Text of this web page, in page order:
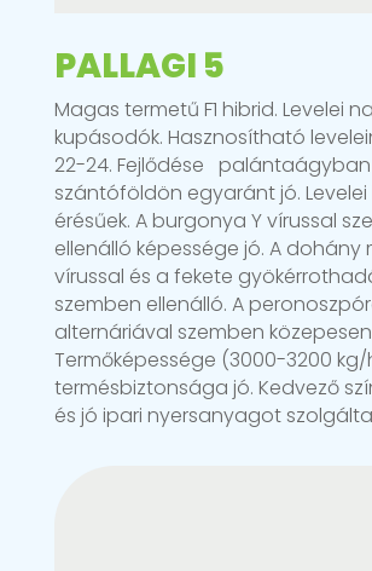
PALLAGI 5
Magas termetű F1 hibrid. Levelei
kupásodók. Hasznosítható
22-24. Fejlődése
szántóföldön egyaránt jó. Levelei
érésűek. A burgonya Y vírussal
ellenálló képessége jó. A dohány
vírussal és a fekete
szemben ellenálló. A
alternáriával szemben
Termőképessége (3000-3200 kg/
termésbiztonsága jó. Kedvező
és jó ipari nyersanyagot